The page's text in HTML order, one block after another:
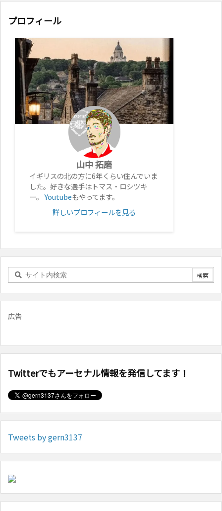
プロフィール
山中 拓磨
イギリスの北の方に6年くらい住んでいま
した。好きな選手はトマス・ロシツキ
ー。Youtubeもやってます。
詳しいプロフィールを見る
広告
Twitterでもアーセナル情報を発信してます！
Tweets by gern3137